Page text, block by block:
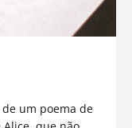
um poema de